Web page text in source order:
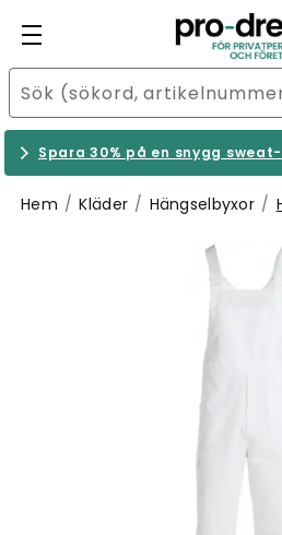
Spara 30% på en snygg
Hem Kläder Hängselbyxor